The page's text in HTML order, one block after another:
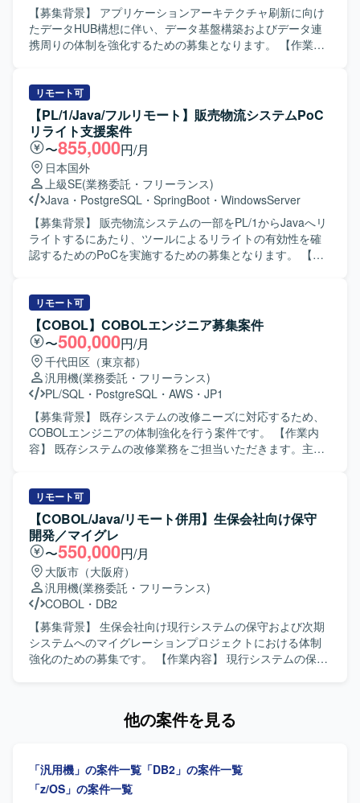
対策の実施、SAPリモート保守に関する運用サポート、定
期バックアップや容量管理などを行っていただきます。ま
た、SVF、Anytran、HULFT、VBなどの周辺連携ツールの
に、データセンターサービス終了に伴うサーバー移設プロ
ジェクトにおいて、移設計画の立案、設計、展開サポート
などインフラ移行対応も実施していただきます。 【求める
人物像】 基幹システムの安定稼働を意識しながら、インフ
ラとアプリケーションの両面から主体的に課題を発見し、
関係者と協調して改善を推進いただける方を求めておりま
す。運用保守業務における責任感が強く、障害対応や移行
プロジェクトにおいても粘り強くやり切る姿勢をお持ちの
方にマッチします。 【ポジションの魅力】 長期的に運用さ
れている基幹システムの運用保守と、サーバー移設という
大規模なインフラ移行プロジェクトの両方に関わることが
いただくことで、標準化や運用プロセス整備にも関わる機
会があり、技術面と運用設計の両面でスキルアップが可能
です。 【開発環境】 ERPはSAP ECC6.0を中心とした環境
で、ABAPやWindowsコマンド、Excelマクロなどを利用し
ております。ミドルウェアやツールとしてSVF、Anytran、
HULFT、VB、Tivoli(TWS/TMR)などを使用しており、OSは
Windows系環境となっております。
【募集背景】 アプリケーションアーキテクチャ刷新に向け
たデータHUB構想に伴い、データ基盤構築およびデータ連
携周りの体制を強化するための募集となります。 【作業内
ストアドプロシージャ／ファンクションの設計・実装を担
当していただきます。 ・カーソル処理・例外処理・トラン
ザクション制御、および索引設計や実行計画確認などの性
能チューニングを実施していただきます。 ・DataSpider、
Informatica、Talend、SSIS、Synclogic等のETL／データ連
携ツールを用いたジョブ設計～実装～運用を行っていただ
きます。 ・バッチ処理の設計およびスケジューラとの連携
設定を行っていただきます。 ・JDBC/ODBCコネクタや
SaaS連携製品を用いた接続設定・マッピング・ジョブ定義
を行っていただきます。 ・JOIN・集約・サブクエリを含む
SQLの読解／作成およびテーブル設計（正規化／非正規
的に課題を発見し解決に取り組んでいただける方を求めて
います。 ・関連メンバーとコミュニケーションを取りなが
ら、ドキュメントや仕様を整理しつつ着実に作業を進めて
いただける方を想定しています。 【ポジションの魅力】 ・
データHUB構想の基盤づくりに携わることで、データ連
携・データ基盤領域における上流から実装まで一連の経験
を積むことができます。 ・OracleDBおよび各種ETLツール
を用いた大規模なデータ連携の実務経験を通じて、SQLチ
ューニングやデータモデリングのスキルを高めていただけ
ます。 【開発環境】 ・OracleDB／PL/SQL ・各種ETL／デ
製品
リモート可
【PL/1/Java/フルリモート】販売物流システムPoC
リライト支援案件
〜855,000円/月
日本国外
上級SE(業務委託・フリーランス)
Java ・ PostgreSQL ・ SpringBoot ・ WindowsServer
【募集背景】 販売物流システムの一部をPL/1からJavaへリ
ライトするにあたり、ツールによるリライトの有効性を確
認するためのPoCを実施するための募集となります。 【作
Java要員として、ローカル環境でのJava実行環境の準備
や、RDB(PostgreSQL想定)の準備・データ投入を行ってい
ただきます。そのうえで、生成されたJavaソースコードの
テスト実行を行い、テスト結果に基づいたドキュメント作
成を実施していただきます。 【求める人物像】 ホスト系お
よびJavaのいずれか、もしくは両方に強みを持ち、ツール
によるリライト結果を技術的な観点から評価できる方を求
めています。主体的に課題を抽出し、周囲とコミュニケー
ションを取りながら改善提案や検証を進めていただける方
が望ましいです。 【ポジションの魅力】 レガシー環境から
できます。z/OSやPL/1といったレガシー技術と、
Java/Spring Batchなどのモダンな技術の両方に触れなが
ら、リライトツールの評価やソースコード品質の確認とい
った上流寄りの検証業務に携わることができます。 【開発
環境】 IBM汎用機(z/OS)環境上で動作する既存販売物流シ
ステムと、Windows環境上のJava実行環境を利用いたしま
す。Java側ではSpring BatchおよびMyBatisを用い、データ
ベースにはPostgreSQLを想定しています。DaaSによりク
ラウド上のデスクトップ環境へアクセスし作業を行ってい
ただきます。
リモート可
【COBOL】COBOLエンジニア募集案件
〜500,000円/月
千代田区（東京都）
汎用機(業務委託・フリーランス)
PL/SQL ・ PostgreSQL ・ AWS ・ JP1
【募集背景】 既存システムの改修ニーズに対応するため、
COBOLエンジニアの体制強化を行う案件です。 【作業内
容】 既存システムの改修業務をご担当いただきます。主に
総合テストまで一連の工程を実施していただきます。ま
た、Javaの既存コードのロジックを読み解き、仕様理解や
調査を行っていただきます。 【求める人物像】 既存システ
ムの仕様をキャッチアップしながら、粘り強くロジックを
読み解き、着実に改修を進めていただける方を求めていま
す。周囲とコミュニケーションを取りながら、設計からテ
ストまで責任感を持って対応いただける方が望ましいで
す。 【ポジションの魅力】 COBOLを中心としたレガシー
システムの改修経験を積みつつ、Javaソースの読解やAWS
環境、RDBMSなど周辺技術にも触れられる案件です。上流
からテストまで一連の工程に関わることで、設計力やテス
ラはAWS環境上でAurora / PostgreSQLを使用し、OSは
リモート可
【COBOL/Java/リモート併用】生保会社向け保守
開発／マイグレ
〜550,000円/月
大阪市（大阪府）
汎用機(業務委託・フリーランス)
COBOL ・ DB2
【募集背景】 生保会社向け現行システムの保守および次期
システムへのマイグレーションプロジェクトにおける体制
強化のための募集です。 【作業内容】 現行システムの保守
計からリリースまでの工程に携わっていただきます。 【求
す。保守とマイグレーションの両方の視点を持ち、責任感
を持って粘り強く対応いただける方が望ましいです。 【ポ
他の案件を見る
「汎用機」の案件一覧 「DB2」の案件一覧
「z/OS」の案件一覧